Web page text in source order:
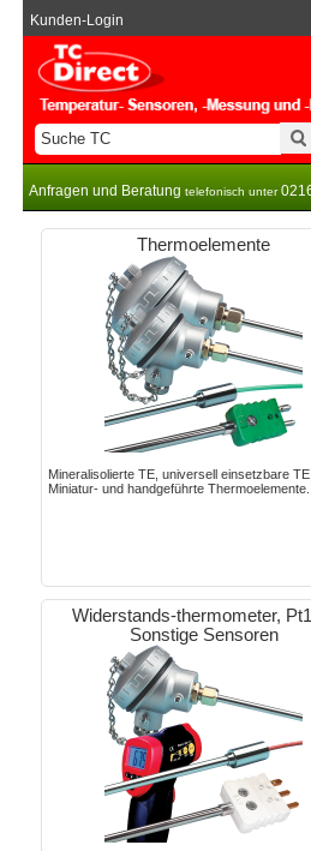
Kunden-Login
Anfragen und Beratung telefonisch unter
Thermoelemente
Mineralisolierte TE, universell einsetzbare TE,
Miniatur- und handgeführte Thermoelemente.
Widerstands-thermometer,
Sonstige Sensoren